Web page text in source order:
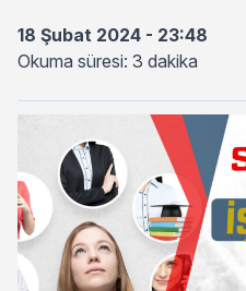
18 Şubat 2024 - 23:48
Okuma süresi: 3 dakika